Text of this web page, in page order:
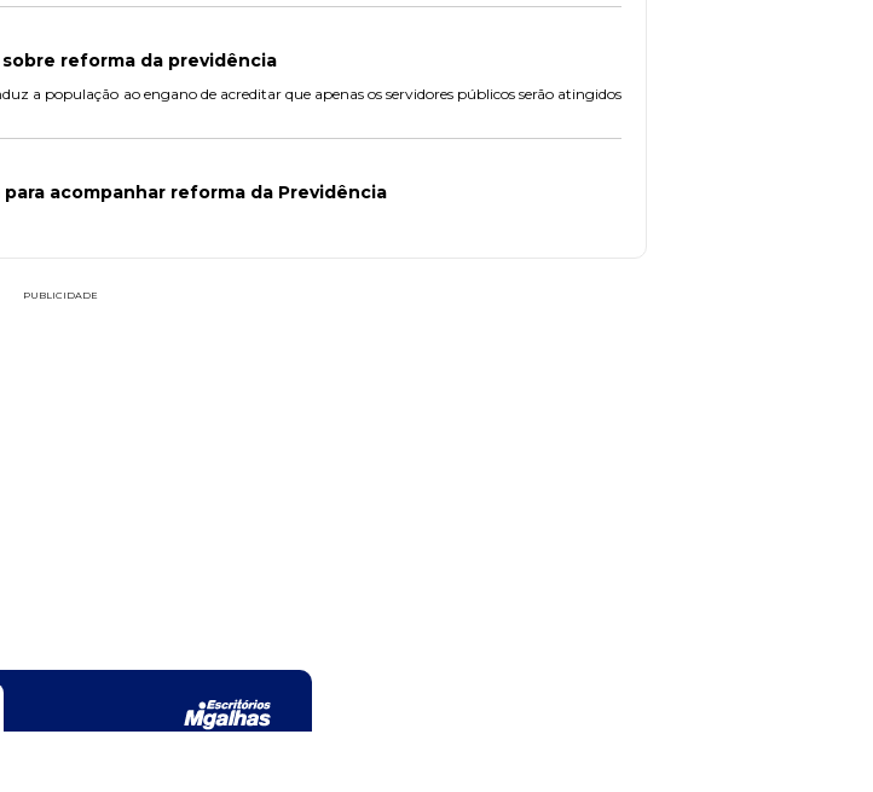
reforma da previdência
a população ao engano de acreditar que apenas os servidores públicos serão atingidos
acompanhar reforma da Previdência
PUBLICIDADE